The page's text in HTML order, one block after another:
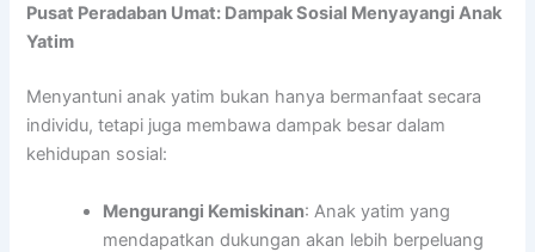
Pusat Peradaban Umat: Dampak Sosial Menyayangi Anak
Yatim
Menyantuni anak yatim bukan hanya bermanfaat secara
individu, tetapi juga membawa dampak besar dalam
kehidupan sosial:
Mengurangi Kemiskinan: Anak yatim yang
mendapatkan dukungan akan lebih berpeluang